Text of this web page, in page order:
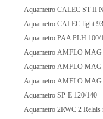
Aquametro CALEC ST II
Aquametro CALEC light
Aquametro PAA PLH
Aquametro AMFLO
Aquametro AMFLO
Aquametro AMFLO
Aquametro SP-E 120/140
Aquametro 2RWC 2